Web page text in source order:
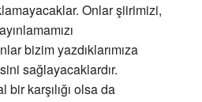
Onlar şiirimizi,
bizim yazdıklarımıza
sağlayacaklardır.
bir karşılığı olsa da